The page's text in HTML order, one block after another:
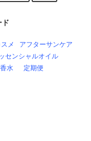
ド
メ
アフターサンケア
センシャルオイル
香水 定期便